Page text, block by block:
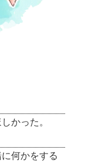
かった。
何かをする